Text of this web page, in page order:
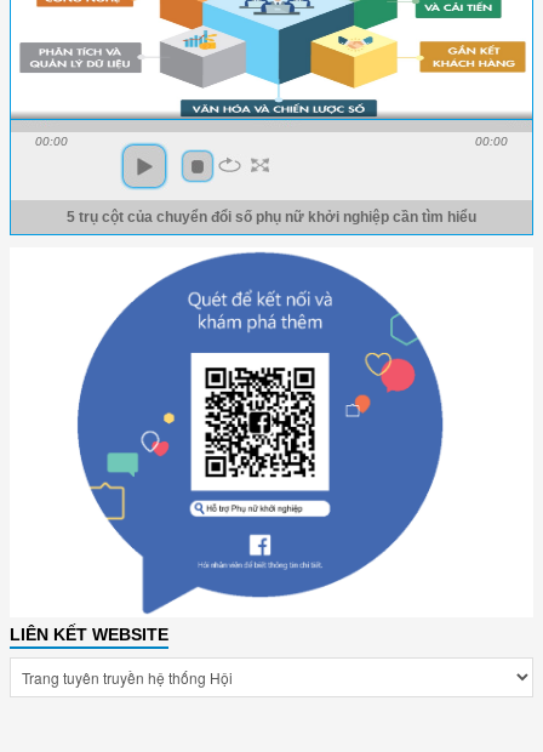
00:00 00:00
5 trụ cột của chuyển đổi số phụ nữ khởi nghiệp cần tìm hiểu
LIÊN KẾT WEBSITE